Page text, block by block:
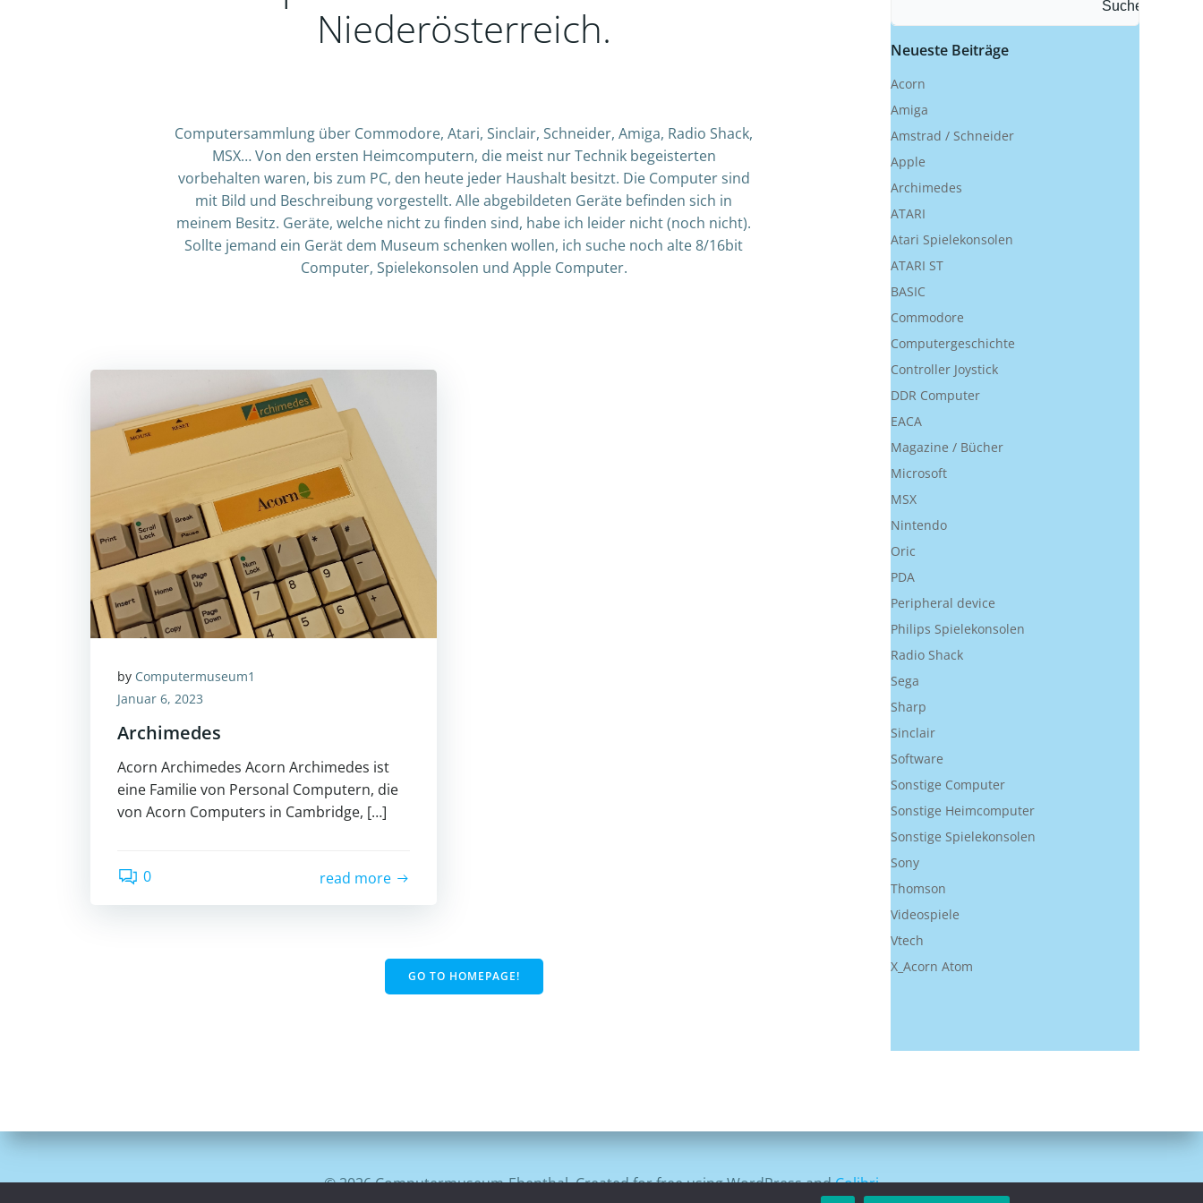
Niederösterreich.
Computersammlung über Commodore, Atari, Sinclair, Schneider, Amiga, Radio Shack,
MSX… Von den ersten Heimcomputern, die meist nur Technik begeisterten
vorbehalten waren, bis zum PC, den heute jeder Haushalt besitzt. Die Computer sind
mit Bild und Beschreibung vorgestellt. Alle abgebildeten Geräte befinden sich in
meinem Besitz. Geräte, welche nicht zu finden sind, habe ich leider nicht (noch nicht).
Sollte jemand ein Gerät dem Museum schenken wollen, ich suche noch alte 8/16bit
Computer, Spielekonsolen und Apple Computer.
by Computermuseum1
Januar 6, 2023
Archimedes
Acorn Archimedes Acorn Archimedes ist
eine Familie von Personal Computern, die
von Acorn Computers in Cambridge, […]
0 read more
GO TO HOMEPAGE!
Suchen
Neueste Beiträge
Acorn
Amiga
Amstrad / Schneider
Apple
Archimedes
ATARI
Atari Spielekonsolen
ATARI ST
BASIC
Commodore
Computergeschichte
Controller Joystick
DDR Computer
EACA
Magazine / Bücher
Microsoft
MSX
Nintendo
Oric
PDA
Peripheral device
Philips Spielekonsolen
Radio Shack
Sega
Sharp
Sinclair
Software
Sonstige Computer
Sonstige Heimcomputer
Sonstige Spielekonsolen
Sony
Thomson
Videospiele
Vtech
X_Acorn Atom
© 2026 Computermuseum-Ebenthal. Created for free using WordPress andColibri